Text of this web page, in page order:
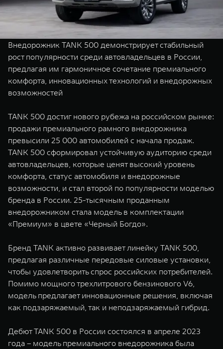
Веди за собой
от 6 499 000 ₽ от 10
WEY 07
Расширяя границы комфорта
от 6 149 000 ₽
Эстетика
от 5 699
TANK Финансы
Корпоративным клиентам
TANK ФИНАНСЫ
TANK Кредит
TANK Лизинг
Сервис
Специальные предложения
Моторные масла
ЦИФРОВЫЕ СЕРВИСЫ TANK
Цифровые сервисы TANK
Внедорожник TANK 500 демонстрирует стабильный
рост популярности среди автовладельцев в России,
предлагая им гармоничное сочетание премиального
комфорта, инновационных технологий и внедорожных
возможностей
TANK 500 достиг нового рубежа на российском рынке:
продажи премиального рамного внедорожника
превысили 25 000 автомобилей с начала продаж.
TANK 500 сформировал устойчивую аудиторию среди
автовладельцев, которые ценят высокий уровень
комфорта, статус автомобиля и внедорожные
возможности, и стал второй по популярности моделью
бренда в России. 25-тысячным проданным
внедорожником стала модель в комплектации
«Премиум» в цвете «Черный Богдо».
Бренд TANK активно развивает линейку TANK 500,
предлагая различные передовые силовые установки,
чтобы удовлетворить спрос российских потребителей.
Помимо мощного трехлитрового бензинового V6,
модель предлагает инновационные решения, включая
как подзаряжаемый, так и неподзаряжаемый гибрид.
Дебют TANK 500 в России состоялся в апреле 2023
года – модель премиального внедорожника была